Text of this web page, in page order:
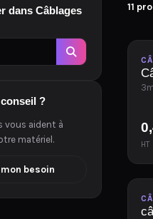
dans Câblages
?
vous aident à
matériel.
besoin
11
HT